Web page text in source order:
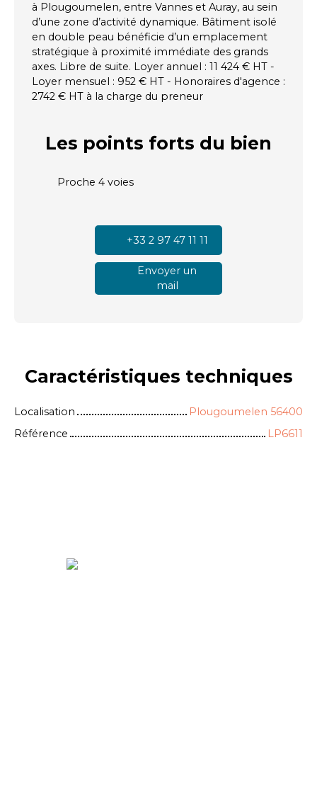
à Plougoumelen, entre Vannes et Auray, au sein
d’une zone d’activité dynamique. Bâtiment isolé
en double peau bénéficie d’un emplacement
stratégique à proximité immédiate des grands
axes. Libre de suite. Loyer annuel : 11 424 € HT -
Loyer mensuel : 952 € HT - Honoraires d'agence :
2742 € HT à la charge du preneur
Les points forts du bien
Proche 4 voies
+33 2 97 47 11 11
Envoyer un
mail
Caractéristiques techniques
Localisation
Plougoumelen 56400
Référence
LP6611